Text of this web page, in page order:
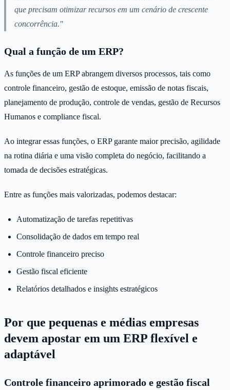
que precisam otimizar recursos em um cenário de crescente
concorrência."
Qual a função de um ERP?
As funções de um ERP abrangem diversos processos, tais como
controle financeiro, gestão de estoque, emissão de notas fiscais,
planejamento de produção, controle de vendas, gestão de Recursos
Humanos e compliance fiscal.
Ao integrar essas funções, o ERP garante maior precisão, agilidade
na rotina diária e uma visão completa do negócio, facilitando a
tomada de decisões estratégicas.
Entre as funções mais valorizadas, podemos destacar:
Automatização de tarefas repetitivas
Consolidação de dados em tempo real
Controle financeiro preciso
Gestão fiscal eficiente
Relatórios detalhados e insights estratégicos
Por que pequenas e médias empresas
devem apostar em um ERP flexível e
adaptável
Controle financeiro aprimorado e gestão fiscal